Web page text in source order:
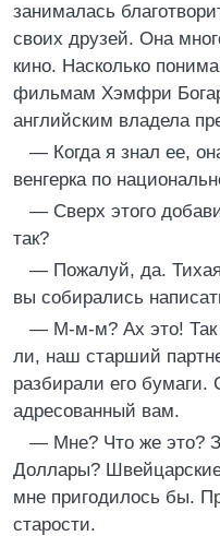
занималась
своих друзей. Она
кино. Насколько
фильмам Хэмфри
английским владела
— Когда я знал ее,
венгерка по
— Сверх этого
так?
— Пожалуй, да.
вы собирались
— М-м-м? Ах это! Так
ли, наш старший
разбирали его бумаги.
адресованный вам.
— Мне? Что же это?
Доллары?
мне пригодилось бы.
старости.